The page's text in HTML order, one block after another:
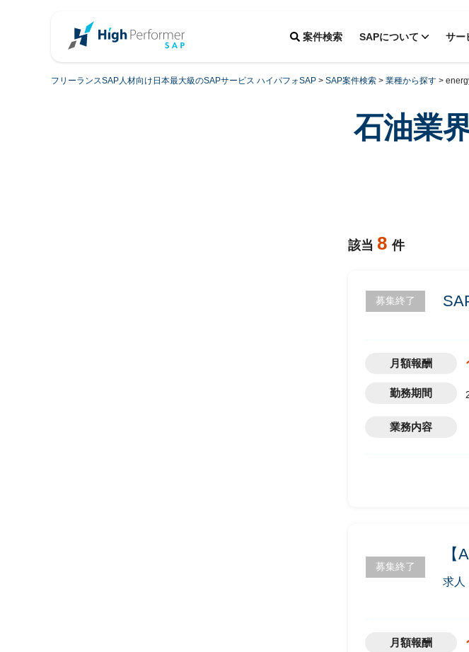
案件検索 SAPについて サー
フリーランスSAP人材向け日本最大級のSAPサービス ハイパフォSAP > SAP案件検索 > 業種から探す >
石油業
該当 8 件
募集終了
月額報酬
勤務期間
業務内容
募集終了
求人
月額報酬